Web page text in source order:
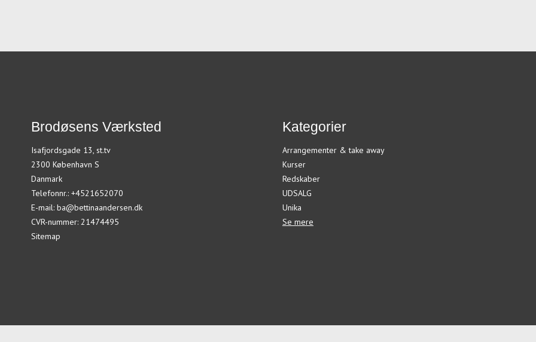
Brodøsens Værksted
Isafjordsgade 13, st.tv
2300 København S
Danmark
Telefonnr.: +4521652070
E-mail: ba@bettinaandersen.dk
CVR-nummer: 21474495
Sitemap
Kategorier
Arrangementer & take away
Kurser
Redskaber
UDSALG
Unika
Se mere